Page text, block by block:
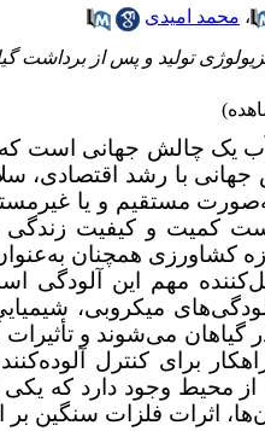
، محمد امیدی
تولید و پس از برداشت
آب یک چالش جهانی است
با رشد اقتصادی،
به‌صورت مستقیم و یا
کمیت و کیفیت زندگی
کشاورزی همچنان
مهم این آلودگی
میکروبی،
گیاهان می‌شوند و تأثیرات
راهکار برای کنترل
محیط وجود دارد که یکی
اثرات فلزات سنگین